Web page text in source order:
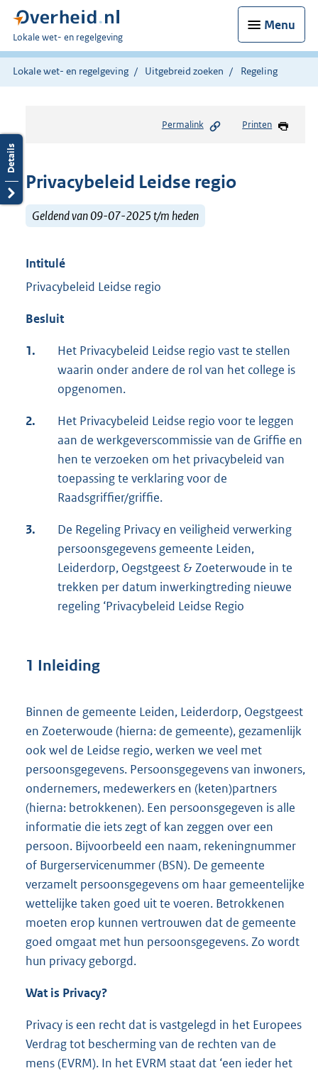
Menu
U
bent
hier:
Lokale wet- en regelgeving
Lokale wet- en regelgeving Uitgebreid zoeken Regeling
Permalink Printen
Privacybeleid Leidse regio
Geldend van 09-07-2025 t/m heden
Intitulé
Privacybeleid Leidse regio
Besluit
1.
Het Privacybeleid Leidse regio vast te stellen
waarin onder andere de rol van het college is
opgenomen.
2.
Het Privacybeleid Leidse regio voor te leggen
aan de werkgeverscommissie van de Griffie en
hen te verzoeken om het privacybeleid van
toepassing te verklaring voor de
Raadsgriffier/griffie.
3.
De Regeling Privacy en veiligheid verwerking
persoonsgegevens gemeente Leiden,
Leiderdorp, Oegstgeest & Zoeterwoude in te
trekken per datum inwerkingtreding nieuwe
regeling ‘Privacybeleid Leidse Regio
1 Inleiding
Binnen de gemeente Leiden, Leiderdorp, Oegstgeest
en Zoeterwoude (hierna: de gemeente), gezamenlijk
ook wel de Leidse regio, werken we veel met
persoonsgegevens. Persoonsgegevens van inwoners,
ondernemers, medewerkers en (keten)partners
(hierna: betrokkenen). Een persoonsgegeven is alle
informatie die iets zegt of kan zeggen over een
persoon. Bijvoorbeeld een naam, rekeningnummer
of Burgerservicenummer (BSN). De gemeente
verzamelt persoonsgegevens om haar gemeentelijke
wettelijke taken goed uit te voeren. Betrokkenen
moeten erop kunnen vertrouwen dat de gemeente
goed omgaat met hun persoonsgegevens. Zo wordt
hun privacy geborgd.
Wat is Privacy?
Privacy is een recht dat is vastgelegd in het Europees
Verdrag tot bescherming van de rechten van de
mens (EVRM). In het EVRM staat dat ‘een ieder het